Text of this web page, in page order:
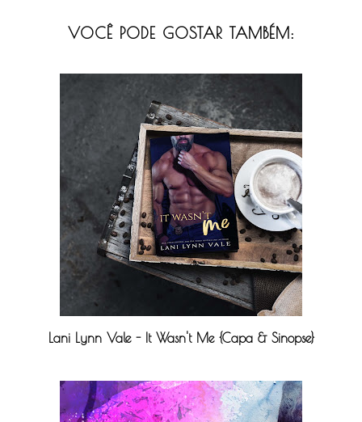
VOCÊ PODE GOSTAR TAMBÉM:
Lani Lynn Vale - It Wasn't Me {Capa & Sinopse}